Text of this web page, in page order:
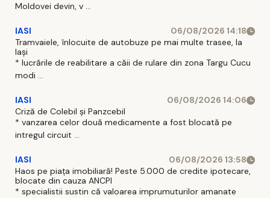
Moldovei devin, v ...
IASI
06/08/2026 14:18
Tramvaiele, înlocuite de autobuze pe mai multe trasee, la
Iași
* lucrările de reabilitare a căii de rulare din zona Targu Cucu
modi ...
IASI
06/08/2026 14:06
Criză de Colebil și Panzcebil
* vanzarea celor două medicamente a fost blocată pe
intregul circuit ...
IASI
06/08/2026 13:58
Haos pe piața imobiliară! Peste 5.000 de credite ipotecare,
blocate din cauza ANCPI
* specialistii sustin că valoarea imprumuturilor amanate